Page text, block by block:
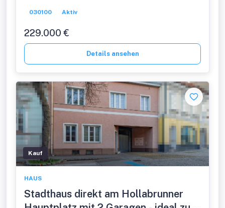
030100 Aktiv
229.000 €
Details ansehen
Kauf
HAUS
Stadthaus direkt am Hollabrunner